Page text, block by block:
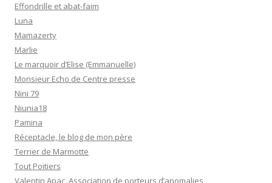
Effondrille et abat-faim
Luna
Mamazerty
Marlie
Le marquoir d’Elise (Emmanuelle)
Monsieur Echo de Centre presse
Nini 79
Niunia18
Pamina
Réceptacle, le blog de mon père
Terrier de Marmotte
Tout Poitiers
Valentin Apac, Association de porteurs d’anomalies